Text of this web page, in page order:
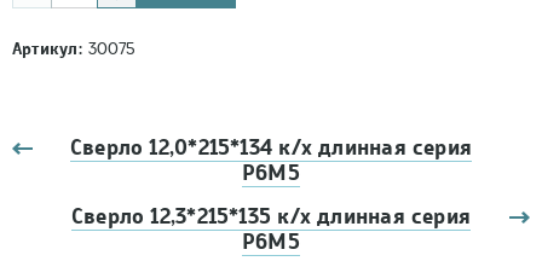
Артикул:30075
Сверло 12,0*215*134 к/х длинная серия
Р6М5
Сверло 12,3*215*135 к/х длинная серия
Р6М5